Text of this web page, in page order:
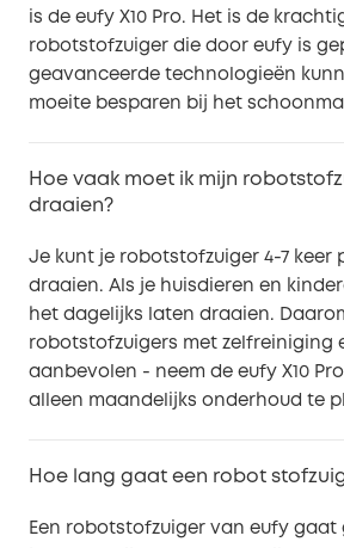
is de eufy X10 Pro. Het is de
robotstofzuiger die door eufy is
geavanceerde technologieën
moeite besparen bij het
Hoe vaak moet ik mijn
draaien?
Je kunt je robotstofzuiger 4-7 keer
draaien. Als je huisdieren en
het dagelijks laten draaien.
robotstofzuigers met zelfreiniging
aanbevolen - neem de eufy X10
alleen maandelijks onderhoud te
Hoe lang gaat een robot
Een robotstofzuiger van eufy gaat